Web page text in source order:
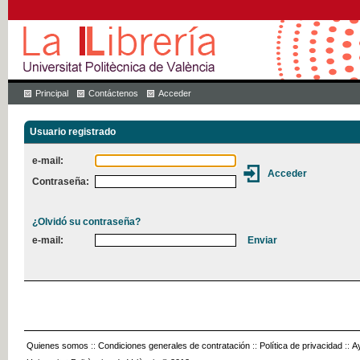
Principal Contáctenos Acceder
Usuario registrado
e-mail:
Contraseña:
¿Olvidó su contraseña?
e-mail:
Quienes somos :: Condiciones generales de contratación :: Política de privacidad ::